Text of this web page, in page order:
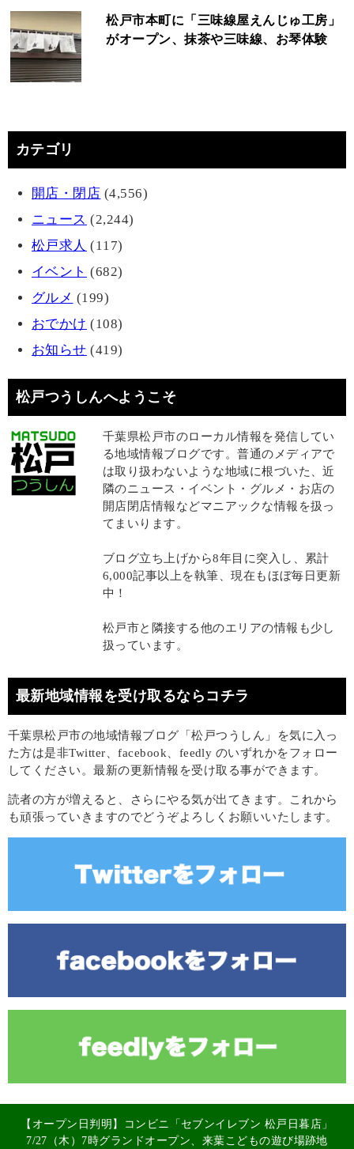
松戸市本町に「三味線屋えんじゅ工房」
がオープン、抹茶や三味線、お琴体験
カテゴリ
開店・閉店 (4,556)
ニュース (2,244)
松戸求人 (117)
イベント (682)
グルメ (199)
おでかけ (108)
お知らせ (419)
松戸つうしんへようこそ
千葉県松戸市のローカル情報を発信してい
る地域情報ブログです。普通のメディアで
は取り扱わないような地域に根づいた、近
隣のニュース・イベント・グルメ・お店の
開店閉店情報などマニアックな情報を扱っ
てまいります。
ブログ立ち上げから8年目に突入し、累計
6,000記事以上を執筆、現在もほぼ毎日更新
中！
松戸市と隣接する他のエリアの情報も少し
扱っています。
最新地域情報を受け取るならコチラ
千葉県松戸市の地域情報ブログ「松戸つうしん」を気に入っ
た方は是非Twitter、facebook、feedly のいずれかをフォロー
してください。最新の更新情報を受け取る事ができます。
読者の方が増えると、さらにやる気が出てきます。これから
も頑張っていきますのでどうぞよろしくお願いいたします。
【オープン日判明】コンビニ「セブンイレブン 松戸日暮店」
7/27（木）7時グランドオープン、来葉こどもの遊び場跡地